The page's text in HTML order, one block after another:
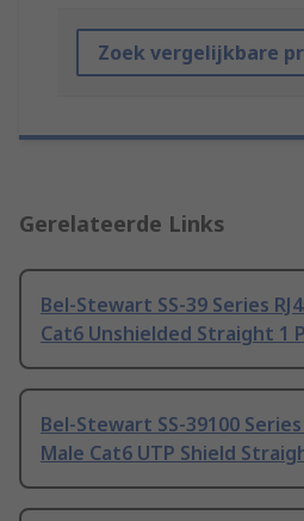
Zoek vergelijkbare
Gerelateerde Links
Bel-Stewart SS-39 Series
Cat6 Unshielded Straight 1
Bel-Stewart SS-39100
Male Cat6 UTP Shield